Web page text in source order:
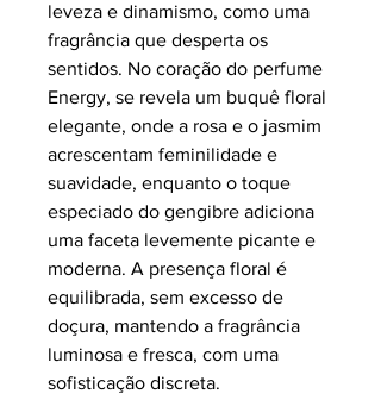
leveza e dinamismo, como uma
fragrância que desperta os
sentidos. No coração do perfume
Energy, se revela um buquê floral
elegante, onde a rosa e o jasmim
acrescentam feminilidade e
suavidade, enquanto o toque
especiado do gengibre adiciona
uma faceta levemente picante e
moderna. A presença floral é
equilibrada, sem excesso de
doçura, mantendo a fragrância
luminosa e fresca, com uma
sofisticação discreta.